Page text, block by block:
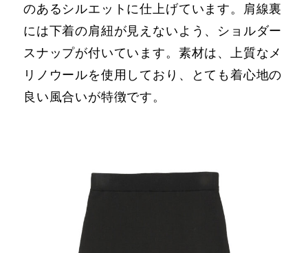
のあるシルエットに仕上げています。肩線裏
には下着の肩紐が⾒えないよう、ショルダー
スナップが付いています。素材は、上質なメ
リノウールを使⽤しており、とても着⼼地の
良い⾵合いが特徴です。